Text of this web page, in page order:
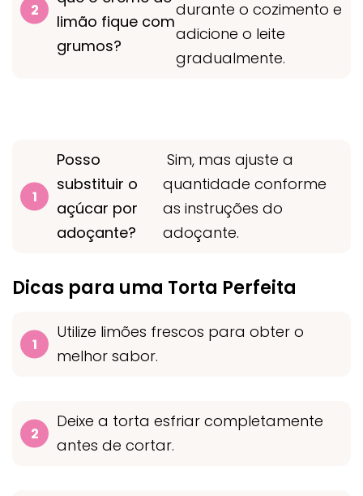
limão fique com
grumos?
durante o cozimento e
adicione o leite
gradualmente.
Posso
substituir o
açúcar por
adoçante?
Sim, mas ajuste a
quantidade conforme
as instruções do
adoçante.
Dicas para uma Torta Perfeita
Utilize limões frescos para obter o
melhor sabor.
Deixe a torta esfriar completamente
antes de cortar.